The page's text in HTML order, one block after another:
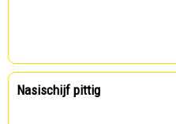
Nasischijf pittig